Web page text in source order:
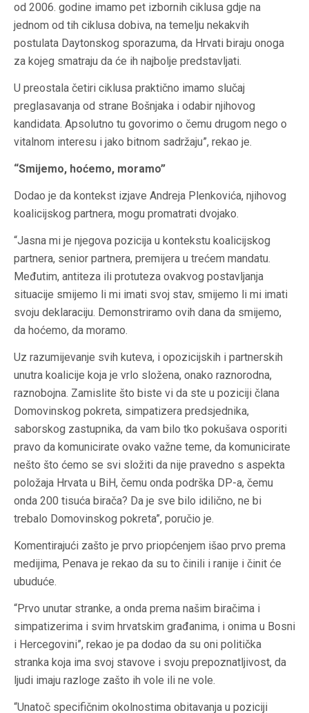
od 2006. godine imamo pet izbornih ciklusa gdje na
jednom od tih ciklusa dobiva, na temelju nekakvih
postulata Daytonskog sporazuma, da Hrvati biraju onoga
za kojeg smatraju da će ih najbolje predstavljati.
U preostala četiri ciklusa praktično imamo slučaj
preglasavanja od strane Bošnjaka i odabir njihovog
kandidata. Apsolutno tu govorimo o čemu drugom nego o
vitalnom interesu i jako bitnom sadržaju”, rekao je.
“Smijemo, hoćemo, moramo”
Dodao je da kontekst izjave Andreja Plenkovića, njihovog
koalicijskog partnera, mogu promatrati dvojako.
“Jasna mi je njegova pozicija u kontekstu koalicijskog
partnera, senior partnera, premijera u trećem mandatu.
Međutim, antiteza ili protuteza ovakvog postavljanja
situacije smijemo li mi imati svoj stav, smijemo li mi imati
svoju deklaraciju. Demonstriramo ovih dana da smijemo,
da hoćemo, da moramo.
Uz razumijevanje svih kuteva, i opozicijskih i partnerskih
unutra koalicije koja je vrlo složena, onako raznorodna,
raznobojna. Zamislite što biste vi da ste u poziciji člana
Domovinskog pokreta, simpatizera predsjednika,
saborskog zastupnika, da vam bilo tko pokušava osporiti
pravo da komunicirate ovako važne teme, da komunicirate
nešto što ćemo se svi složiti da nije pravedno s aspekta
položaja Hrvata u BiH, čemu onda podrška DP-a, čemu
onda 200 tisuća birača? Da je sve bilo idilično, ne bi
trebalo Domovinskog pokreta”, poručio je.
Komentirajući zašto je prvo priopćenjem išao prvo prema
medijima, Penava je rekao da su to činili i ranije i činit će
ubuduće.
“Prvo unutar stranke, a onda prema našim biračima i
simpatizerima i svim hrvatskim građanima, i onima u Bosni
i Hercegovini”, rekao je pa dodao da su oni politička
stranka koja ima svoj stavove i svoju prepoznatljivost, da
ljudi imaju razloge zašto ih vole ili ne vole.
“Unatoč specifičnim okolnostima obitavanja u poziciji